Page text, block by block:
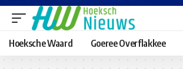
Hoeksche Waard Goeree Overflakkee